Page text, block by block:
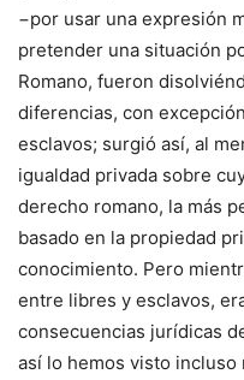
−por usar una expresión
pretender una situación
Romano, fueron
diferencias, con
esclavos; surgió así, al
igualdad privada sobre
derecho romano, la más
basado en la propiedad
conocimiento. Pero
entre libres y esclavos,
consecuencias jurídicas
así lo hemos visto